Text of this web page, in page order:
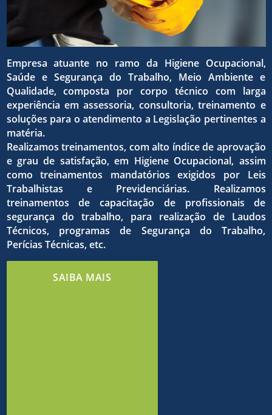
para o
dos
comuns
do
da
o
estrito
Empresa atuante no ramo da Higiene Ocupacional,
Saúde e Segurança do Trabalho, Meio Ambiente e
Qualidade, composta por corpo técnico com larga
experiência em assessoria, consultoria, treinamento e
soluções para o atendimento a Legislação pertinentes a
matéria.
Realizamos treinamentos, com alto índice de aprovação
e grau de satisfação, em Higiene Ocupacional, assim
como treinamentos mandatórios exigidos por Leis
Trabalhistas e Previdenciárias. Realizamos
treinamentos de capacitação de profissionais de
segurança do trabalho, para realização de Laudos
Técnicos, programas de Segurança do Trabalho,
Perícias Técnicas, etc.
SAIBA MAIS